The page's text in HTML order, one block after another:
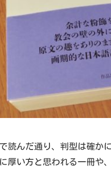
読んだ通り、判型は確か
厚い方と思われる一冊や